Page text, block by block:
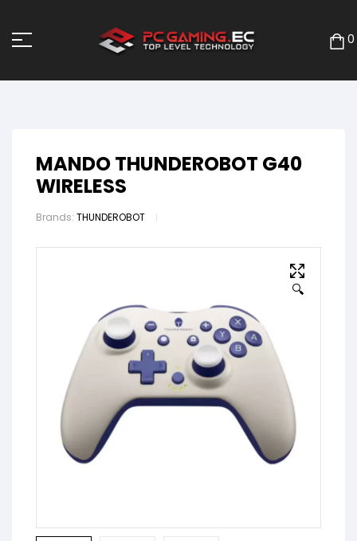
0
MANDO THUNDEROBOT G40
WIRELESS
Brands: THUNDEROBOT
🔍